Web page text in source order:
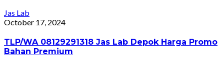
Jas Lab
October 17, 2024
TLP/WA 08129291318 Jas Lab Depok Harga Promo
Bahan Premium